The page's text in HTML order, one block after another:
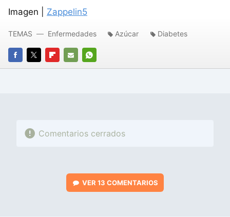
Imagen | Zappelin5
FACEBOOK
TWITTERFLIPBOARD
E-
WHATSAPP
TEMAS Enfermedades Azúcar Diabetes
Comentarios cerrados
VER 13 COMENTARIOS